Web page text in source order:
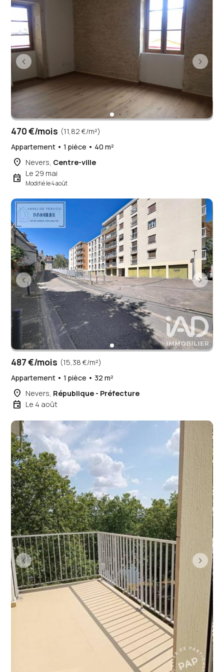
470 €/mois (11,82 €/m²)
Appartement • 1 pièce • 40 m²
place Nevers, Centre-ville
event Le 29 mai
Modifié le 4 août
487 €/mois (15,38 €/m²)
Appartement • 1 pièce • 32 m²
place Nevers, République - Préfecture
event Le 4 août